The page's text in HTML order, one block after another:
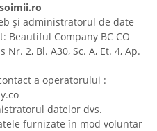
soimii.ro
și administratorul de date
Beautiful Company BC CO
Nr. 2, Bl. A30, Sc. A, Et. 4, Ap.
a operatorului :
datelor dvs.
furnizate în mod voluntar